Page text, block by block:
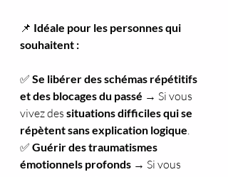
📌 Idéale pour les personnes qui
souhaitent :
✅ Se libérer des schémas répétitifs
et des blocages du passé → Si vous
vivez des situations difficiles qui se
répètent sans explication logique
✅ Guérir des traumatismes
émotionnels profonds → Si vous